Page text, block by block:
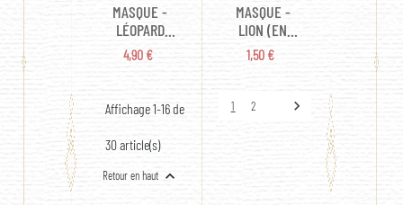
MASQUE -
LÉOPARD
RÉALISTE (EN
TISSU)
PRIX
4,90 €
MASQUE -
LION (EN
MOUSSE)
PRIX
1,50 €
Affichage 1-16 de
30 article(s)
1 2 
Retour en haut 